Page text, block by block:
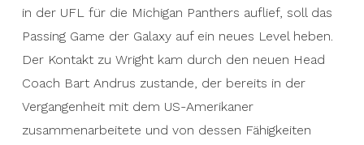
in der UFL für die Michigan Panthers auflief, soll das
Passing Game der Galaxy auf ein neues Level heben.
Der Kontakt zu Wright kam durch den neuen Head
Coach Bart Andrus zustande, der bereits in der
Vergangenheit mit dem US-Amerikaner
zusammenarbeitete und von dessen Fähigkeiten